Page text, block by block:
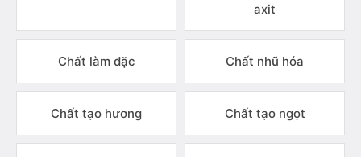
axit
Chất làm đặc Chất nhũ hóa
Chất tạo hương Chất tạo ngọt